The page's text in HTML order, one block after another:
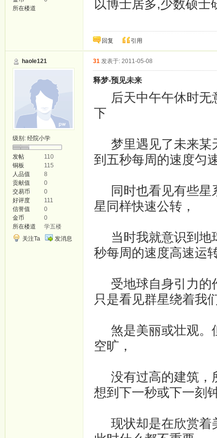
所在楼道
以博士居多,少数硕士
回复 引用
haole121
级别: 经院小学
发帖
110
铜板
115
人品值
8
贡献值
0
交易币
0
好评度
111
信誉值
0
金币
0
所在楼道
学五楼
关注Ta
发消息
31 发表于: 2011-05-08
释梦-预见未来
后天中午午休时无
下­
梦里遇见了未来某
到五秒每周的速度匀
同时也看见有些星
星同样快速公转，
当时我就意识到地
秒每周的速度高速运
受地球自身引力的
只是看见群星绕着我
煞是美丽或壮观。
空旷，
没有过高的建筑，
想到下一秒或下一刻
现状却是在欣赏着